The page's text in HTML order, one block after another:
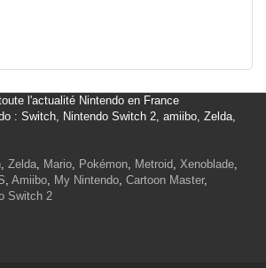
l'actualité Nintendo en France
: Switch, Nintendo Switch 2, amiibo, Zelda,
, Zelda, Mario, Pokémon, Metroid, Xenoblade,
, Amiibo, My Nintendo, Cartoon Master,
Switch 2